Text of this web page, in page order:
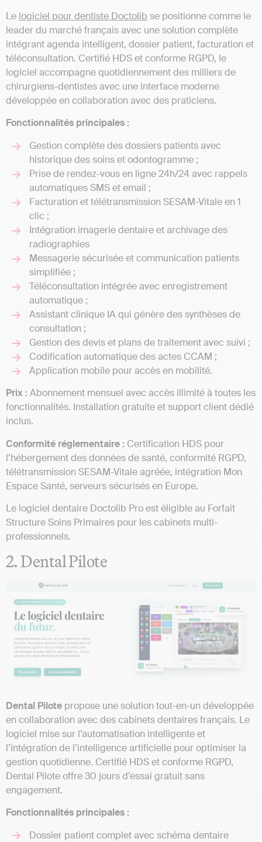
Le logiciel pour dentiste Doctolib se positionne comme le
leader du marché français avec une solution complète
intégrant agenda intelligent, dossier patient, facturation et
téléconsultation. Certifié HDS et conforme RGPD, le
logiciel accompagne quotidiennement des milliers de
chirurgiens-dentistes avec une interface moderne
développée en collaboration avec des praticiens.
Fonctionnalités principales :
Gestion complète des dossiers patients avec
historique des soins et odontogramme ;
Prise de rendez-vous en ligne 24h/24 avec rappels
automatiques SMS et email ;
Facturation et télétransmission SESAM-Vitale en 1
clic ;
Intégration imagerie dentaire et archivage des
radiographies
Messagerie sécurisée et communication patients
simplifiée ;
Téléconsultation intégrée avec enregistrement
automatique ;
Assistant clinique IA qui génère des synthèses de
consultation ;
Gestion des devis et plans de traitement avec suivi ;
Codification automatique des actes CCAM ;
Application mobile pour accès en mobilité.
Prix : Abonnement mensuel avec accès illimité à toutes les
fonctionnalités. Installation gratuite et support client dédié
inclus.
Conformité réglementaire : Certification HDS pour
l’hébergement des données de santé, conformité RGPD,
télétransmission SESAM-Vitale agréée, intégration Mon
Espace Santé, serveurs sécurisés en Europe.
Le logiciel dentaire Doctolib Pro est éligible au Forfait
Structure Soins Primaires pour les cabinets multi-
professionnels.
2. Dental Pilote
Dental Pilote propose une solution tout-en-un développée
en collaboration avec des cabinets dentaires français. Le
logiciel mise sur l’automatisation intelligente et
l’intégration de l’intelligence artificielle pour optimiser la
gestion quotidienne. Certifié HDS et conforme RGPD,
Dental Pilote offre 30 jours d’essai gratuit sans
engagement.
Fonctionnalités principales :
Dossier patient complet avec schéma dentaire